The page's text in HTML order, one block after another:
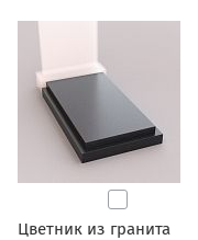
Цветник из гранита